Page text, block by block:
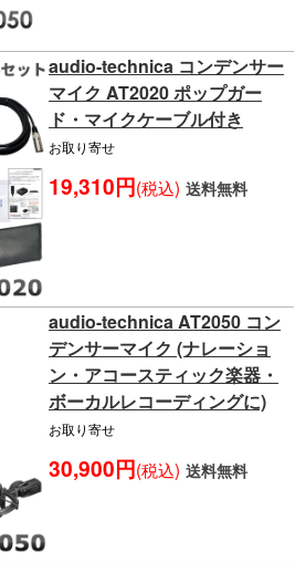
audio-technica コンデンサー
マイク AT2020 ポップガー
ド・マイクケーブル付き
お取り寄せ
19,310円(税込) 送料無料
audio-technica AT2050 コン
デンサーマイク (ナレーショ
ン・アコースティック楽器・
ボーカルレコーディングに)
お取り寄せ
30,900円(税込) 送料無料